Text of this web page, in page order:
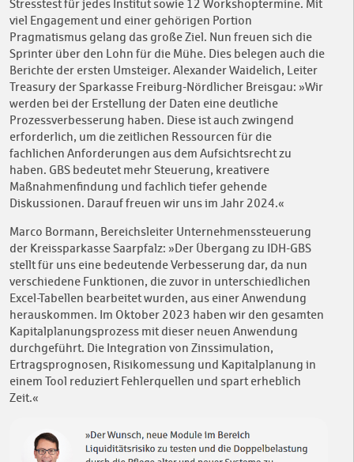
Stresstest für jedes Institut sowie 12 Workshoptermine. Mit
viel Engagement und einer gehörigen Portion
Pragmatismus gelang das große Ziel. Nun freuen sich die
Sprinter über den Lohn für die Mühe. Dies belegen auch die
Berichte der ersten Umsteiger. Alexander Waidelich, Leiter
Treasury der Sparkasse Freiburg-Nördlicher Breisgau: »Wir
werden bei der Erstellung der Daten eine deutliche
Prozessverbesserung haben. Diese ist auch zwingend
erforderlich, um die zeitlichen Ressourcen für die
fachlichen Anforderungen aus dem Aufsichtsrecht zu
haben. GBS bedeutet mehr Steuerung, kreativere
Maßnahmenfindung und fachlich tiefer gehende
Diskussionen. Darauf freuen wir uns im Jahr 2024.«
Marco Bormann, Bereichsleiter Unternehmenssteuerung
der Kreissparkasse Saarpfalz: »Der Übergang zu IDH-GBS
stellt für uns eine bedeutende Verbesserung dar, da nun
verschiedene Funktionen, die zuvor in unterschiedlichen
Excel-Tabellen bearbeitet wurden, aus einer Anwendung
herauskommen. Im Oktober 2023 haben wir den gesamten
Kapitalplanungsprozess mit dieser neuen Anwendung
durchgeführt. Die Integration von Zinssimulation,
Ertragsprognosen, Risikomessung und Kapitalplanung in
einem Tool reduziert Fehlerquellen und spart erheblich
Zeit.«